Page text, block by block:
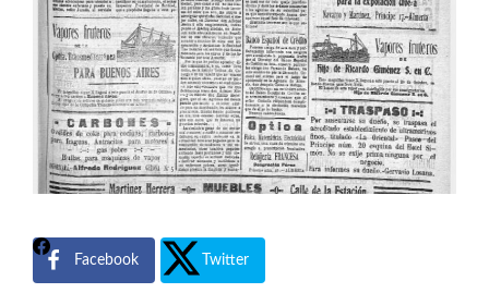
Facebook Twitter